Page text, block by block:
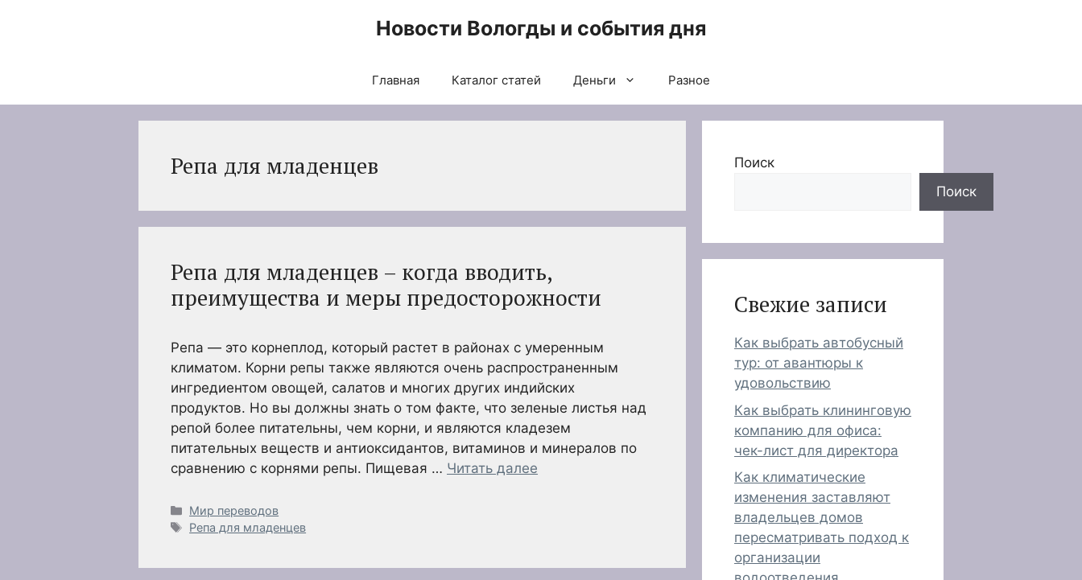
Новости Вологды и события дня
Главная Каталог статей Деньги Разное
Репа для младенцев
Репа для младенцев – когда вводить,
преимущества и меры предосторожности
Репа — это корнеплод, который растет в районах с умеренным
климатом. Корни репы также являются очень распространенным
ингредиентом овощей, салатов и многих других индийских
продуктов. Но вы должны знать о том факте, что зеленые листья над
репой более питательны, чем корни, и являются кладезем
питательных веществ и антиоксидантов, витаминов и минералов по
сравнению с корнями репы. Пищевая … Читать далее
Рубрики
Мир переводов
Метки
Репа для младенцев
Поиск
Поиск
Свежие записи
Как выбрать автобусный
тур: от авантюры к
удовольствию
Как выбрать клининговую
компанию для офиса:
чек-лист для директора
Как климатические
изменения заставляют
владельцев домов
пересматривать подход к
организации